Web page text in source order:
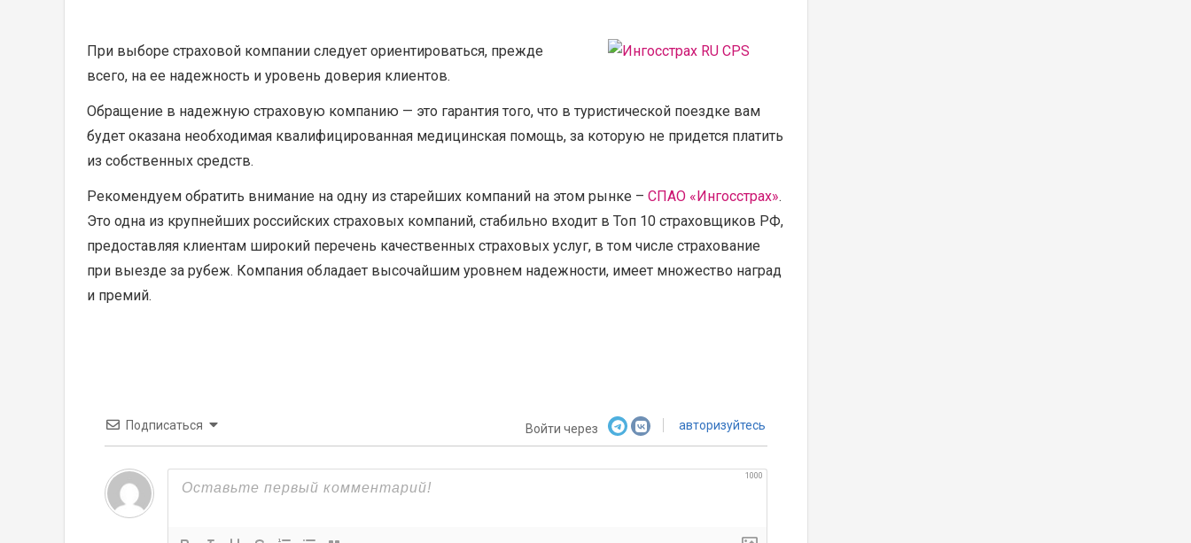
При выборе страховой компании следует ориентироваться, прежде
всего, на ее надежность и уровень доверия клиентов.
Обращение в надежную страховую компанию — это гарантия того, что в туристической поездке вам
будет оказана необходимая квалифицированная медицинская помощь, за которую не придется платить
из собственных средств.
Рекомендуем обратить внимание на одну из старейших компаний на этом рынке – СПАО «Ингосстрах».
Это одна из крупнейших российских страховых компаний, стабильно входит в Топ 10 страховщиков РФ,
предоставляя клиентам широкий перечень качественных страховых услуг, в том числе страхование
при выезде за рубеж. Компания обладает высочайшим уровнем надежности, имеет множество наград
и премий.
Подписаться Войти через авторизуйтесь
1000